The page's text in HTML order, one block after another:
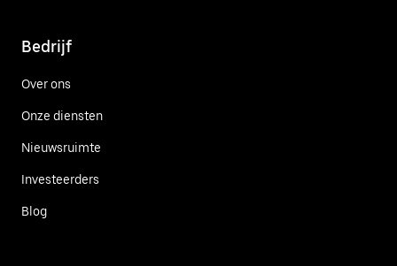
Bedrijf
Over ons
Onze diensten
Nieuwsruimte
Investeerders
Blog